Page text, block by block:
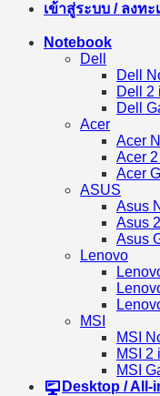
เข้าสู่ระบบ / ลงทะ
Notebook
Dell
Dell
Dell 2
Dell
Acer
Acer
Acer
Acer
ASUS
Asus
Asus
Asus
Lenovo
MSI
MSI
MSI 2
MSI
Desktop / All-